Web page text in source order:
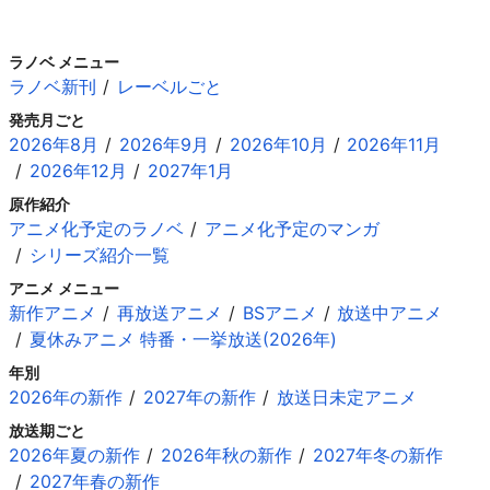
ラノベ メニュー
ラノベ新刊 レーベルごと
発売月ごと
2026年8月 2026年9月 2026年10月
2026年11月
2026年12月
2027年1月
原作紹介
アニメ化予定のラノベ
アニメ化予定のマンガ
シリーズ紹介一覧
アニメ メニュー
新作アニメ 再放送アニメ BSアニメ
放送中アニメ
夏休みアニメ 特番・一挙放送(2026年)
年別
2026年の新作 2027年の新作 放送日未定アニメ
放送期ごと
2026年夏の新作 2026年秋の新作
2027年冬の新作
2027年春の新作